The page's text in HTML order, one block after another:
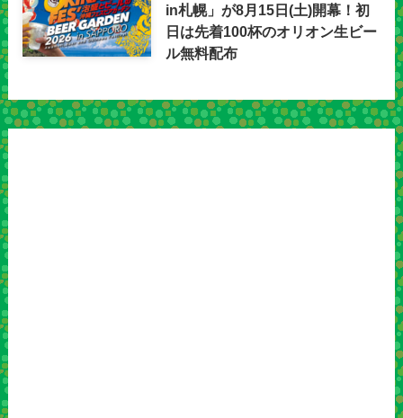
in札幌」が8月15日(土)開幕！初
日は先着100杯のオリオン生ビー
ル無料配布